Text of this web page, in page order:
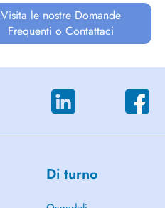
Visita le nostre Domande
Frequenti o Contattaci
Di turno